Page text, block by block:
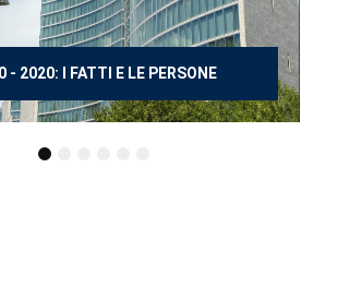
150 ANNI DOPO MANZONI